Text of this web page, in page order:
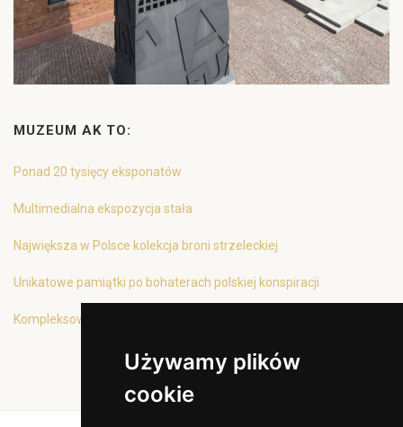
Używamy plików
cookie
MUZEUM AK TO:
Ponad 20 tysięcy eksponatów
Multimedialna ekspozycja stała
Największa w Polsce kolekcja broni strzeleckiej
Unikatowe pamiątki po bohaterach polskiej konspiracji
Kompleksowa oferta edukacyjna